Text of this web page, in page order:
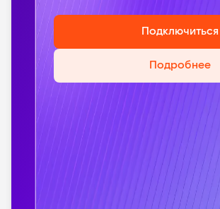
Подключиться
Подробнее